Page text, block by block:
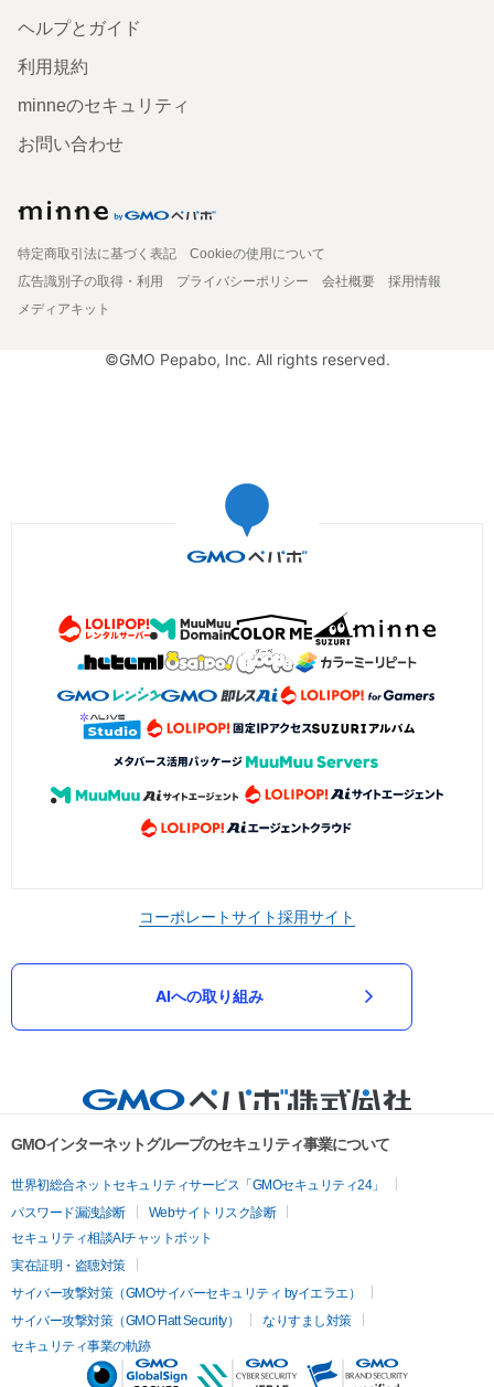
ヘルプとガイド
利用規約
minneのセキュリティ
お問い合わせ
特定商取引法に基づく表記
Cookieの使用について
広告識別子の取得・利用
プライバシーポリシー 会社概要
採用情報
メディアキット
©GMO Pepabo, Inc. All rights reserved.
コーポレートサイト採用サイト
AIへの取り組み
GMOインターネットグループのセキュリティ事業について
世界初総合ネットセキュリティサービス「GMOセキュリティ24」
パスワード漏洩診断
Webサイトリスク診断
セキュリティ相談AIチャットボット
実在証明・盗聴対策
サイバー攻撃対策（GMOサイバーセキュリティ byイエラエ）
サイバー攻撃対策（GMO Flatt Security）
なりすまし対策
セキュリティ事業の軌跡